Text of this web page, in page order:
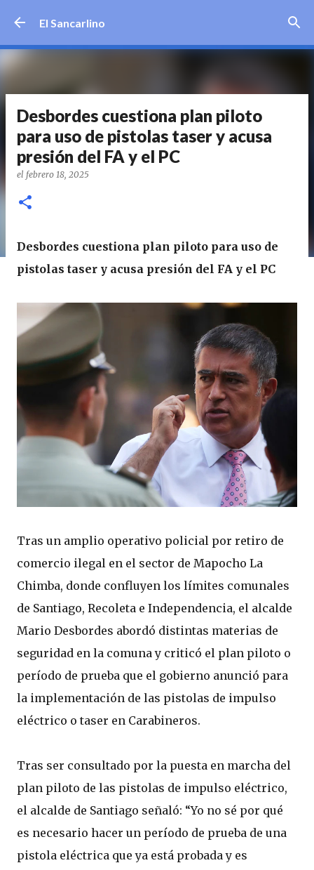
El Sancarlino
Desbordes cuestiona plan piloto
para uso de pistolas taser y acusa
presión del FA y el PC
el febrero 18, 2025
Desbordes cuestiona plan piloto para uso de
pistolas taser y acusa presión del FA y el PC
Tras un amplio operativo policial por retiro de
comercio ilegal en el sector de Mapocho La
Chimba, donde confluyen los límites comunales
de Santiago, Recoleta e Independencia, el alcalde
Mario Desbordes abordó distintas materias de
seguridad en la comuna y criticó el plan piloto o
período de prueba que el gobierno anunció para
la implementación de las pistolas de impulso
eléctrico o taser en Carabineros.
Tras ser consultado por la puesta en marcha del
plan piloto de las pistolas de impulso eléctrico,
el alcalde de Santiago señaló: “Yo no sé por qué
es necesario hacer un período de prueba de una
pistola eléctrica que ya está probada y es